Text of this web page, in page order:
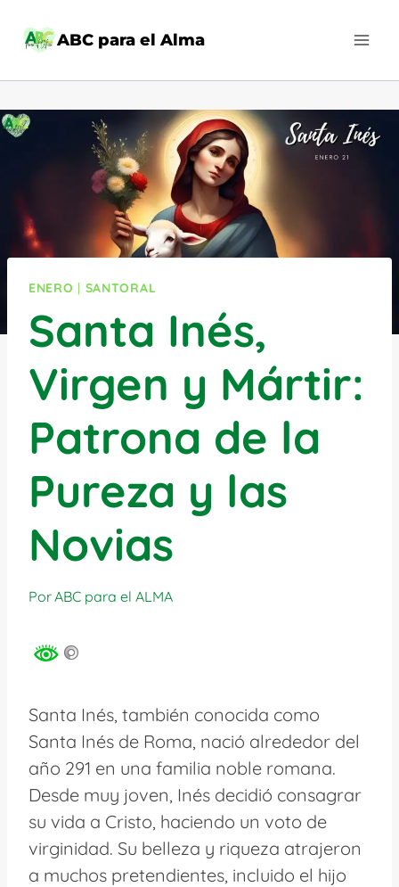
ABC para el Alma
ENERO | SANTORAL
Santa Inés,
Virgen y Mártir:
Patrona de la
Pureza y las
Novias
PorABC para el ALMA
Santa Inés, también conocida como
Santa Inés de Roma, nació alrededor del
año 291 en una familia noble romana.
Desde muy joven, Inés decidió consagrar
su vida a Cristo, haciendo un voto de
virginidad. Su belleza y riqueza atrajeron
a muchos pretendientes, incluido el hijo